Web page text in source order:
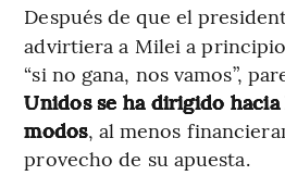
Después de que el
advirtiera a Milei a
“si no gana, nos vamos”,
Unidos se ha dirigido
modos, al menos
provecho de su apuesta.